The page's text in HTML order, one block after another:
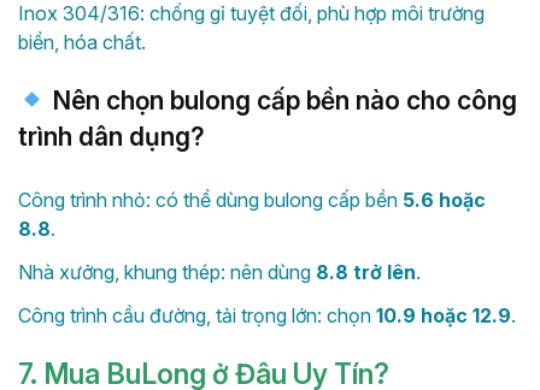
Inox 304/316: chống gỉ tuyệt đối, phù hợp môi trường
biển, hóa chất.
Nên chọn bulong cấp bền nào cho công
trình dân dụng?
Công trình nhỏ: có thể dùng bulong cấp bền 5.6 hoặc
8.8.
Nhà xưởng, khung thép: nên dùng 8.8 trở lên.
Công trình cầu đường, tải trọng lớn: chọn 10.9 hoặc 12.9.
7. Mua BuLong ở Đâu Uy Tín?